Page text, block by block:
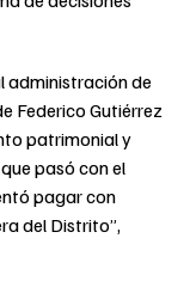
administración de
Federico Gutiérrez
patrimonial y
pasó con el
pagar con
del Distrito”,